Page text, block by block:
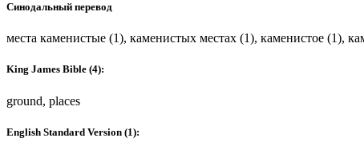
Синодальный перевод
места каменистые (1), каменистых местах (1), каменистое (1),
King James Bible (4):
ground, places
English Standard Version (1):